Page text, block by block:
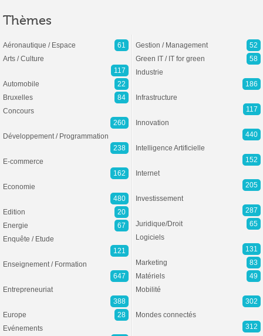
Thèmes
Aéronautique / Espace
61
Arts / Culture
117
Automobile
22
Bruxelles
84
Concours
260
Développement / Programmation
238
E-commerce
162
Economie
480
Edition
20
Energie
67
Enquête / Etude
121
Enseignement / Formation
647
Entrepreneuriat
388
Europe
28
Evénements
Gestion / Management
52
Green IT / IT for green
58
Industrie
186
Infrastructure
117
Innovation
440
Intelligence Artificielle
152
Internet
205
Investissement
287
Juridique/Droit
65
Logiciels
131
Marketing
83
Matériels
49
Mobilité
302
Mondes connectés
312